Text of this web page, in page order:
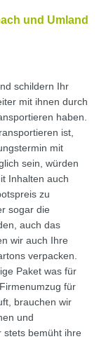
und Umland
schildern Ihr
mit ihnen durch
haben.
ist,
mit
sein, würden
Inhalten auch
zu
sogar die
auch das
wir auch Ihre
verpacken.
Paket was für
für
brauchen wir
und
stets bemüht ihre